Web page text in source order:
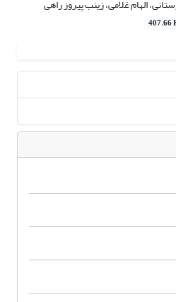
الهام غلامی، زینب پیروز راهی
407.66